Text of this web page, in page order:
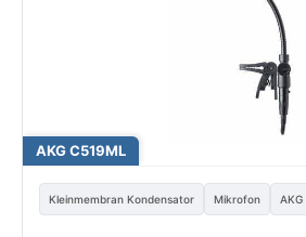
AKG C519ML
Kleinmembran Kondensator Mikrofon AKG